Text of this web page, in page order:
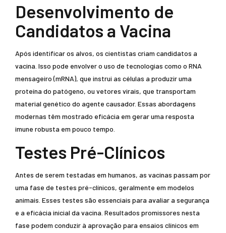
Desenvolvimento de
Candidatos a Vacina
Após identificar os alvos, os cientistas criam candidatos a
vacina. Isso pode envolver o uso de tecnologias como o RNA
mensageiro (mRNA), que instrui as células a produzir uma
proteína do patógeno, ou vetores virais, que transportam
material genético do agente causador. Essas abordagens
modernas têm mostrado eficácia em gerar uma resposta
imune robusta em pouco tempo.
Testes Pré-Clínicos
Antes de serem testadas em humanos, as vacinas passam por
uma fase de testes pré-clínicos, geralmente em modelos
animais. Esses testes são essenciais para avaliar a segurança
e a eficácia inicial da vacina. Resultados promissores nesta
fase podem conduzir à aprovação para ensaios clínicos em